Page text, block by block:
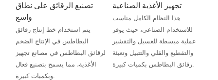
تصنيع الرقائق على نطاق
واسع
يتم استخدام خط إنتاج رقائق
البطاطس في الإنتاج الضخم
لرقائق البطاطس في مصانع تجهيز
الأغذية، مما يسمح بتصنيع فعال
وبكميات كبيرة.
تجهيز الأغذية الصناعية
هذا النظام الكامل مناسب
للاستخدام الصناعي، حيث يوفر
عملية مبسطة للغسيل والتقشير
والتقطيع والقلي والتتبيل وتعبئة
رقائق البطاطس بكميات كبيرة.